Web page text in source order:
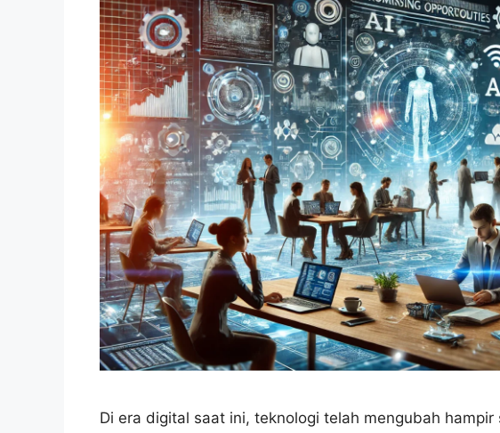
Di era digital saat ini, teknologi telah mengubah